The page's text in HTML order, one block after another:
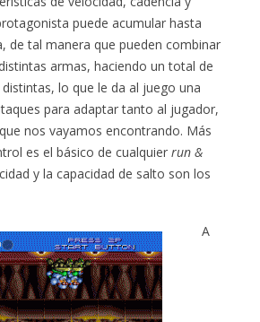
puede acumular hasta
de tal manera que pueden combinar
armas, haciendo un total de
lo que le da al juego una
para adaptar tanto al jugador,
nos vayamos encontrando. Más
es el básico de cualquierrun &
y la capacidad de salto son los
A